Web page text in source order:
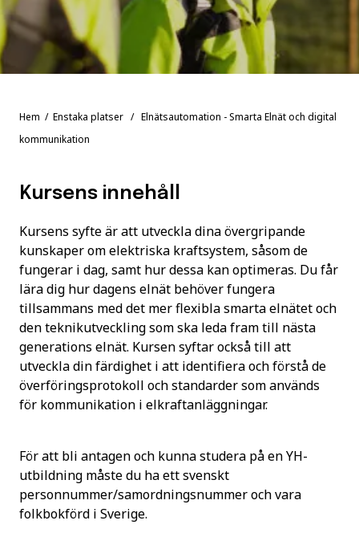
Hem / Enstaka platser / Elnätsautomation - Smarta Elnät och digital
kommunikation
Kursens innehåll
Kursens syfte är att utveckla dina övergripande
kunskaper om elektriska kraftsystem, såsom de
fungerar i dag, samt hur dessa kan optimeras. Du får
lära dig hur dagens elnät behöver fungera
tillsammans med det mer flexibla smarta elnätet och
den teknikutveckling som ska leda fram till nästa
generations elnät. Kursen syftar också till att
utveckla din färdighet i att identifiera och förstå de
överföringsprotokoll och standarder som används
för kommunikation i elkraftanläggningar.
För att bli antagen och kunna studera på en YH-
utbildning måste du ha ett svenskt
personnummer/samordningsnummer och vara
folkbokförd i Sverige.